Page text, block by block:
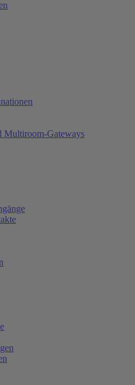
Multiroom-Gateways